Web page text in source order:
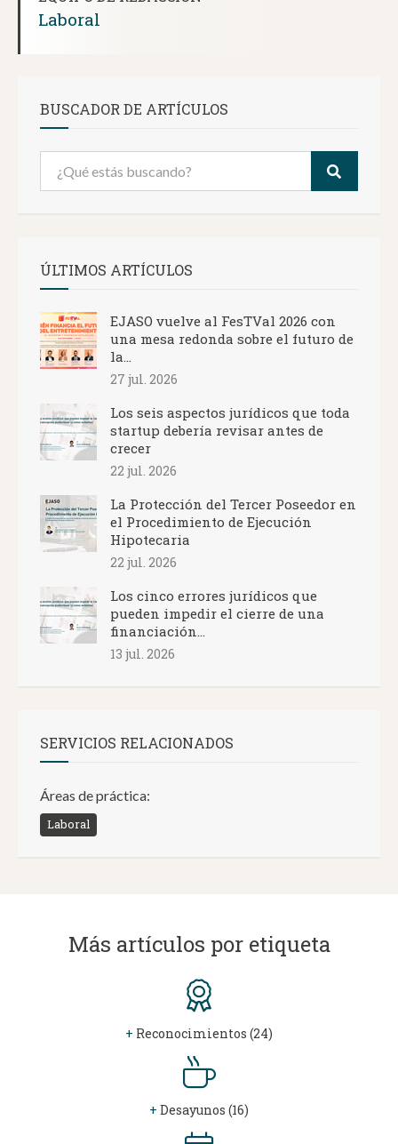
Laboral
BUSCADOR DE ARTÍCULOS
ÚLTIMOS ARTÍCULOS
EJASO vuelve al FesTVal 2026 con
una mesa redonda sobre el futuro de
la...
27 jul. 2026
Los seis aspectos jurídicos que toda
startup debería revisar antes de
crecer
22 jul. 2026
La Protección del Tercer Poseedor en
el Procedimiento de Ejecución
Hipotecaria
22 jul. 2026
Los cinco errores jurídicos que
pueden impedir el cierre de una
financiación...
13 jul. 2026
SERVICIOS RELACIONADOS
Áreas de práctica:
Laboral
Más artículos por etiqueta
+ Reconocimientos (24)
+ Desayunos (16)